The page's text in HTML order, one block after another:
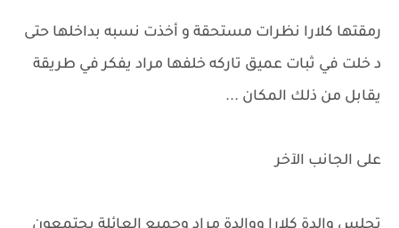
رمقتها كلارا نظرات مستحقة و أخذت نسبه بداخلها حتى
د خلت في ثبات عميق تاركه خلفها مراد يفكر في طريقة
يقابل من ذلك المكان ...
على الجانب الآخر